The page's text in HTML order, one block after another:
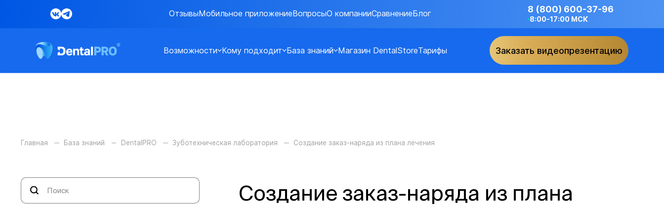
ОтзывыМобильное приложениеВопросыО компанииСравнениеБлог 8 (800) 600-37-96
8:00-17:00 МСК
Возможности Кому подходит База знаний Магазин DentalStoreТарифы Заказать видеопрезентацию
Главная База знаний DentalPRO Зуботехническая лаборатория Создание заказ-наряда из плана лечения
Создание заказ-наряда из плана